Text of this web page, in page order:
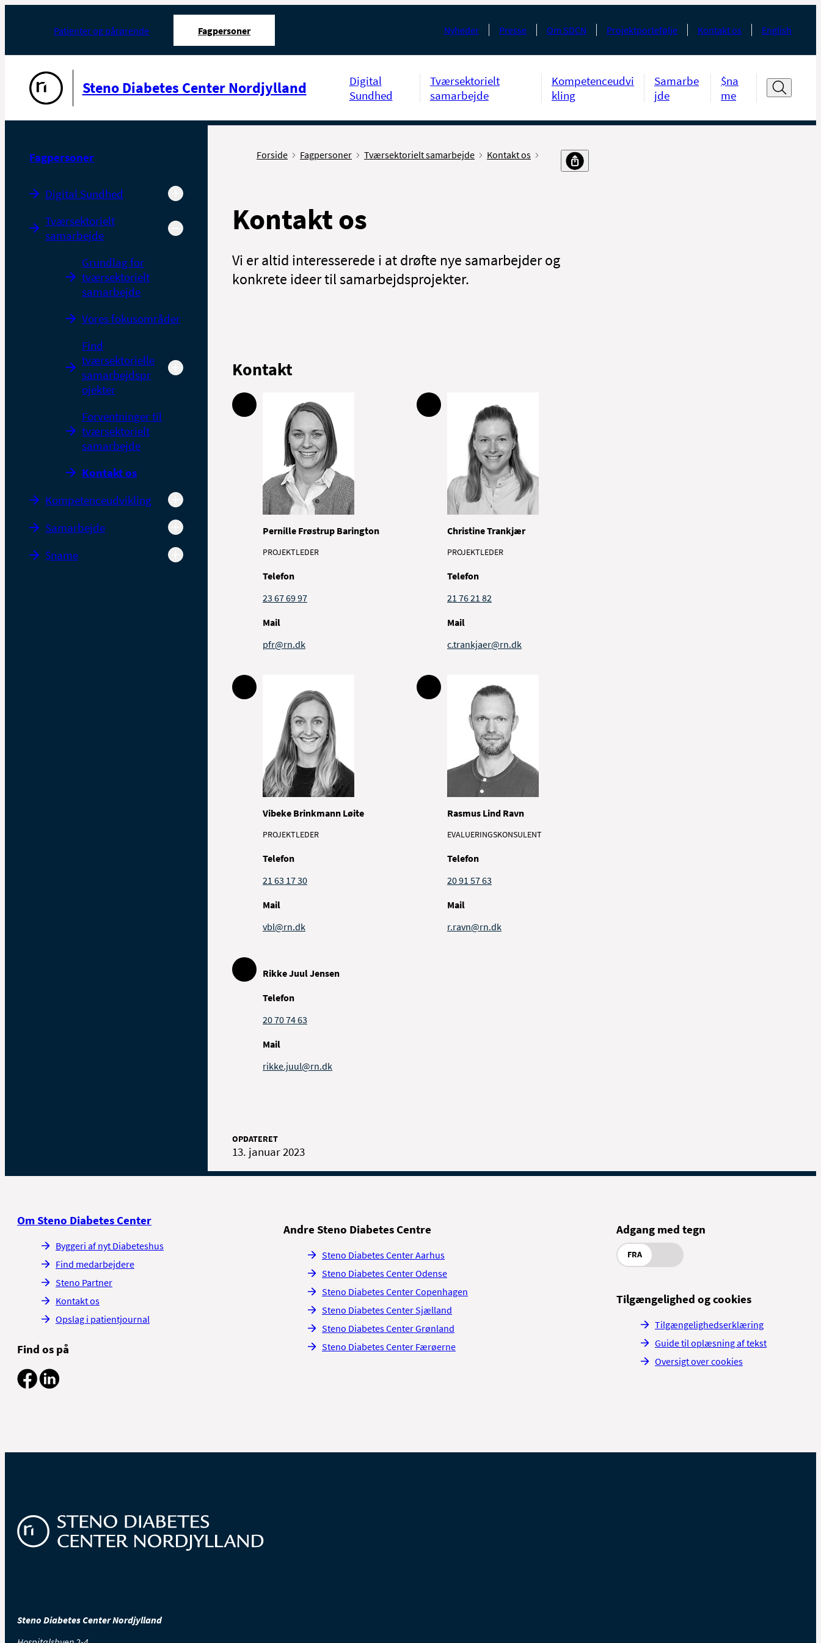
Patienter og pårørende Fagpersoner Nyheder Presse Om SDCN Projektportefølje Kontakt os English
Steno Diabetes Center Nordjylland
Digital
Sundhed
Tværsektorielt
samarbejde
Kompetenceudvi
kling
Samarbe
jde
$na
me
Fagpersoner
Digital Sundhed
Tværsektorielt
samarbejde
Grundlag for
tværsektorielt
samarbejde
Vores fokusområder
Find
tværsektorielle
samarbejdspr
ojekter
Forventninger til
tværsektorielt
samarbejde
Kontakt os
Kompetenceudvikling
Samarbejde
$name
Forside Fagpersoner Tværsektorielt samarbejde Kontakt os
Kontakt os
Vi er altid interesserede i at drøfte nye samarbejder og
konkrete ideer til samarbejdsprojekter.
Kontakt
Pernille Frøstrup Barington
PROJEKTLEDER
Telefon
23 67 69 97
Mail
pfr@rn.dk
Christine Trankjær
PROJEKTLEDER
Telefon
21 76 21 82
Mail
c.trankjaer@rn.dk
Vibeke Brinkmann Løite
PROJEKTLEDER
Telefon
21 63 17 30
Mail
vbl@rn.dk
Rasmus Lind Ravn
EVALUERINGSKONSULENT
Telefon
20 91 57 63
Mail
r.ravn@rn.dk
Rikke Juul Jensen
Telefon
20 70 74 63
Mail
rikke.juul@rn.dk
OPDATERET
13. januar 2023
Om Steno Diabetes Center
Byggeri af nyt Diabeteshus
Find medarbejdere
Steno Partner
Kontakt os
Opslag i patientjournal
Find os på
Andre Steno Diabetes Centre
Steno Diabetes Center Aarhus
Steno Diabetes Center Odense
Steno Diabetes Center Copenhagen
Steno Diabetes Center Sjælland
Steno Diabetes Center Grønland
Steno Diabetes Center Færøerne
Adgang med tegn
FRA
Tilgængelighed og cookies
Tilgængelighedserklæring
Guide til oplæsning af tekst
Oversigt over cookies
Steno Diabetes Center Nordjylland